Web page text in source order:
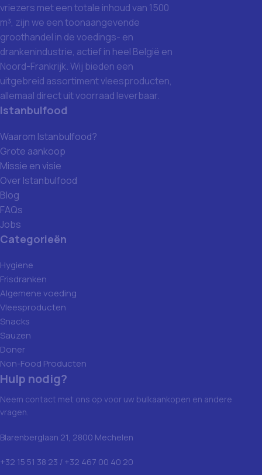
vriezers met een totale inhoud van 1500
m³, zijn we een toonaangevende
groothandel in de voedings- en
drankenindustrie, actief in heel België en
Noord-Frankrijk. Wij bieden een
uitgebreid assortiment vleesproducten,
allemaal direct uit voorraad leverbaar.
Istanbulfood
Waarom Istanbulfood?
Grote aankoop
Missie en visie
Over Istanbulfood
Blog
FAQs
Jobs
Categorieën
Hygiene
Frisdranken
Algemene voeding
Vleesproducten
Snacks
Sauzen
Doner
Non-Food Producten
Hulp nodig?
Neem contact met ons op voor uw bulkaankopen en andere
vragen.
Blarenberglaan 21, 2800 Mechelen
+32 15 51 38 23 / +32 467 00 40 20